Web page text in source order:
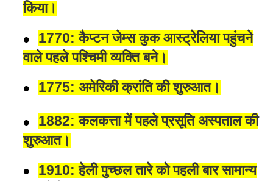
किया।
1770: कैप्टन जेम्स कुक आस्ट्रेलिया पहुंचने
वाले पहले पश्चिमी व्यक्ति बने।
1775: अमेरिकी क्रांति की शुरुआत।
1882: कलकत्ता में पहले प्रसूति अस्पताल की
शुरुआत।
1910: हेली पुच्छल तारे को पहली बार सामान्य